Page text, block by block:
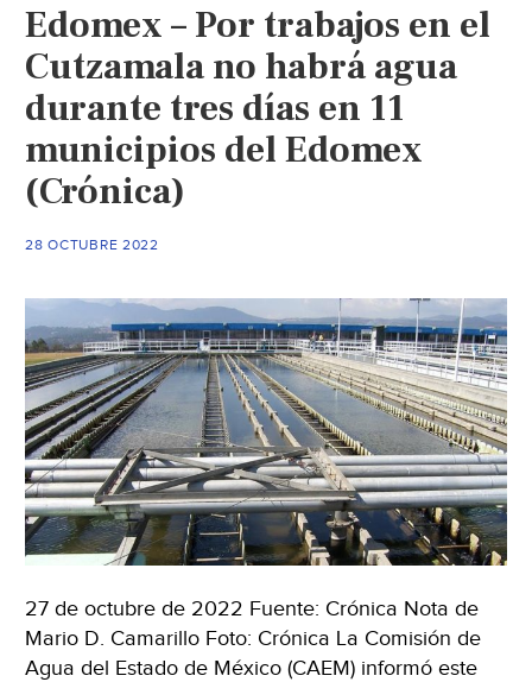
Tijuana
cierre
de
suministro
de
potable
Edomex – Por trabajos en el
Cutzamala no habrá agua
durante tres días en 11
municipios del Edomex
(Crónica)
28 OCTUBRE 2022
27 de octubre de 2022 Fuente: Crónica Nota de
Mario D. Camarillo Foto: Crónica La Comisión de
Agua del Estado de México (CAEM) informó este